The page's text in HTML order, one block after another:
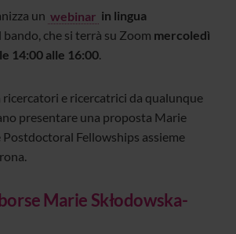
un webinar in lingua
bando, che si terrà su Zoom mercoledì
14:00 alle 16:00.
ricercatori e ricercatrici da qualunque
presentare una proposta Marie
Postdoctoral Fellowships assieme
Marie Skłodowska-